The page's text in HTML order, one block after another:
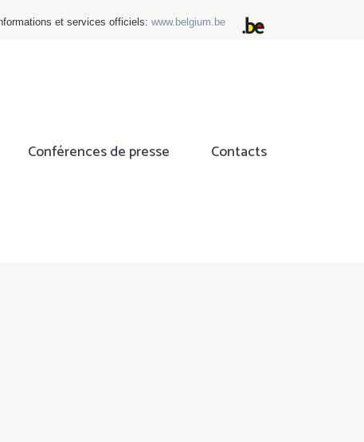
et services officiels: www.belgium.be
Conférences de presse Contacts